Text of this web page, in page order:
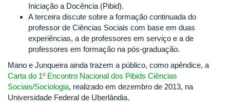
Iniciação a Docência (Pibid).
A terceira discute sobre a formação continuada do
professor de Ciências Sociais com base em duas
experiências, a de professores em serviço e a de
professores em formação na pós-graduação.
Mano e Junqueira ainda trazem a público, como apêndice, a
Carta do 1º Encontro Nacional dos Pibids Ciências
Sociais/Sociologia, realizado em dezembro de 2013, na
Universidade Federal de Uberlândia.